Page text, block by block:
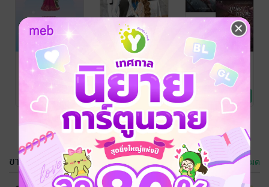
अवतार...เกิดใหม่
เป็นสาวใช้ของ
นางร้าย
พัพพุ
/ Sugar Beat /
สถาพรบุ๊คส์
Satapornbooks
นิยายรัก
5 Rating
Bad Boss
Bride เจ้านาย
สุดที่ร้ายคน
นี้...เป็นของคุณ
นะ
Way’h/ Sugar
Beat / สถาพรบุ๊คส์
Satapornbooks
นิยายรัก
12 Rating
SET บุปผาการ
กะ (2 เล่มจบ)
คามิเลียสีชมพู /
Sugar Beat /
สถาพรบุ๊คส์
Satapornbooks
นิยายโรมานซ์
26 Rating
ขายดี ดูทั้งหมด